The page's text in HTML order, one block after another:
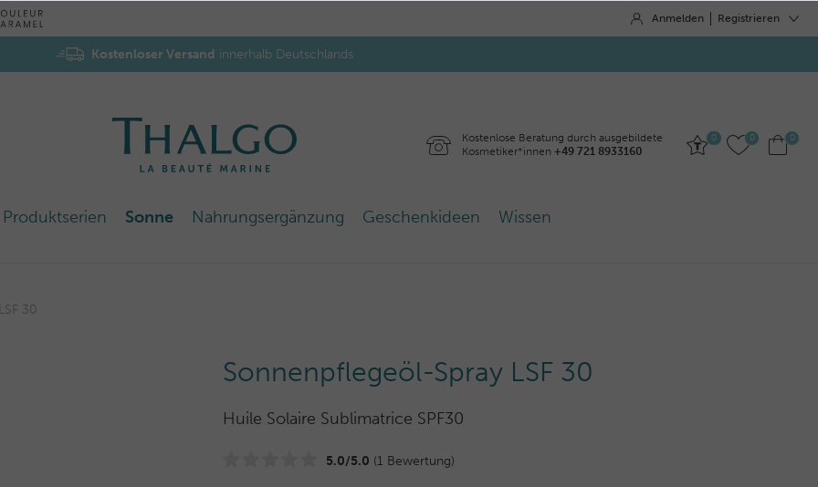
Anmelden Registrieren
Kostenloser Versand innerhalb Deutschlands
Kostenlose Beratung durch ausgebildete
Kosmetiker*innen +49 721 8933160
0 0 0
Produktserien Sonne Nahrungsergänzung Geschenkideen Wissen
30
Sonnenpflegeöl-Spray LSF 30
Huile Solaire Sublimatrice SPF30
5.0/5.0 (1 Bewertung)